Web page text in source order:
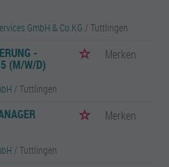
GmbH & Co.KG / Tuttlingen
-
(M/W/D)
Merken
/ Tuttlingen
Merken
/ Tuttlingen